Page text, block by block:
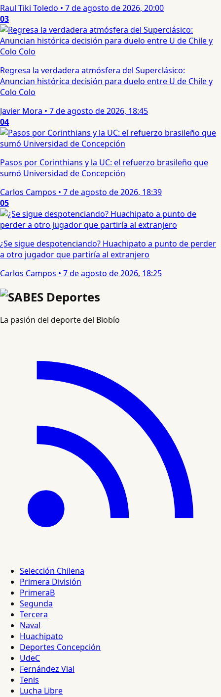
Raul Tiki Toledo • 7 de agosto de 2026, 20:00
03
Regresa la verdadera atmósfera del Superclásico:
Anuncian histórica decisión para duelo entre U de Chile y
Colo Colo
Javier Mora • 7 de agosto de 2026, 18:45
04
Pasos por Corinthians y la UC: el refuerzo brasileño que
sumó Universidad de Concepción
Carlos Campos • 7 de agosto de 2026, 18:39
05
¿Se sigue despotenciando? Huachipato a punto de perder
a otro jugador que partiría al extranjero
Carlos Campos • 7 de agosto de 2026, 18:25
La pasión del deporte del Biobío
Selección Chilena
Primera División
PrimeraB
Segunda
Tercera
Naval
Huachipato
Deportes Concepción
UdeC
Fernández Vial
Tenis
Lucha Libre